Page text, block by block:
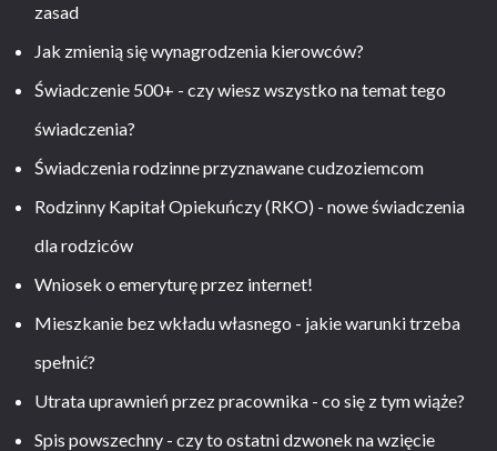
zasad
Jak zmienią się wynagrodzenia kierowców?
Świadczenie 500+ - czy wiesz wszystko na temat tego
świadczenia?
Świadczenia rodzinne przyznawane cudzoziemcom
Rodzinny Kapitał Opiekuńczy (RKO) - nowe świadczenia
dla rodziców
Wniosek o emeryturę przez internet!
Mieszkanie bez wkładu własnego - jakie warunki trzeba
spełnić?
Utrata uprawnień przez pracownika - co się z tym wiąże?
Spis powszechny - czy to ostatni dzwonek na wzięcie